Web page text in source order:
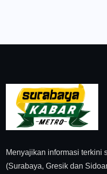
Menyajikan informasi terkini
(Surabaya, Gresik dan